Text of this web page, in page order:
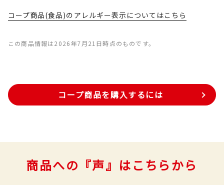
コープ商品(食品)のアレルギー表示についてはこちら
この商品情報は2026年7月21日時点のものです。
コープ商品を購入するには
商品への『声』はこちらから